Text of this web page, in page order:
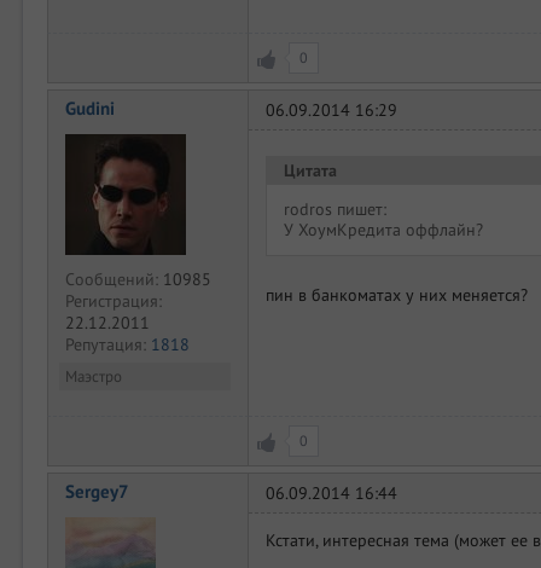
0
Gudini
Сообщений: 10985
Регистрация:
22.12.2011
Репутация: 1818
Маэстро
06.09.2014 16:29
Цитата
rodros пишет:
У ХоумКредита оффлайн?
пин в банкоматах у них меняется?
0
Sergey7 06.09.2014 16:44
Кстати, интересная тема (может